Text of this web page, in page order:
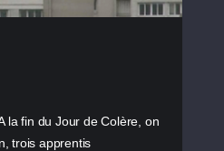
la fin du Jour de Colère, on
trois apprentis